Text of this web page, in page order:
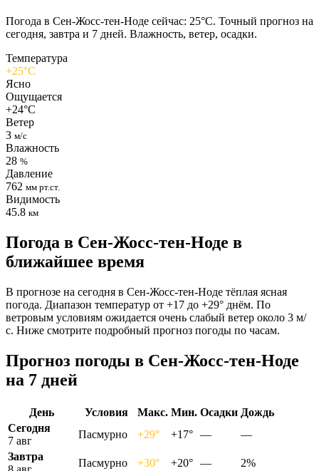
Погода в Сен-Жосс-тен-Ноде сейчас: 25°C. Точный прогноз на
сегодня, завтра и 7 дней. Влажность, ветер, осадки.
Температура
+25°C
Ясно
Ощущается
+24°C
Ветер
3 м/с
Влажность
28 %
Давление
762 мм рт.ст.
Видимость
45.8 км
Погода в Сен-Жосс-тен-Ноде в
ближайшее время
В прогнозе на сегодня в Сен-Жосс-тен-Ноде тёплая ясная
погода. Диапазон температур от +17 до +29° днём. По
ветровым условиям ожидается очень слабый ветер около 3 м/
с. Ниже смотрите подробный прогноз погоды по часам.
Прогноз погоды в Сен-Жосс-тен-Ноде
на 7 дней
День Условия Макс. Мин. Осадки Дождь
Сегодня
7 авг
Пасмурно +29° +17° —
—
Завтра
Пасмурно +30° +20° —
2%